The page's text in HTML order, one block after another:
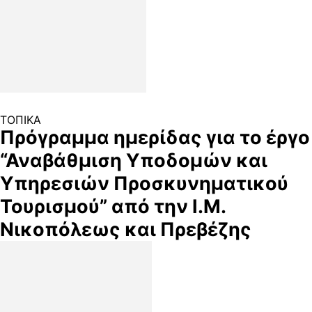
ΤΟΠΙΚΑ
Πρόγραμμα ημερίδας για το έργο
“Αναβάθμιση Υποδομών και
Υπηρεσιών Προσκυνηματικού
Τουρισμού” από την Ι.Μ.
Νικοπόλεως και Πρεβέζης